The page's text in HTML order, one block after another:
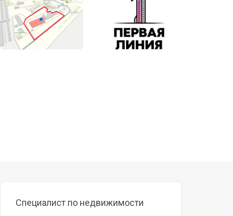
Специалист по недвижимости